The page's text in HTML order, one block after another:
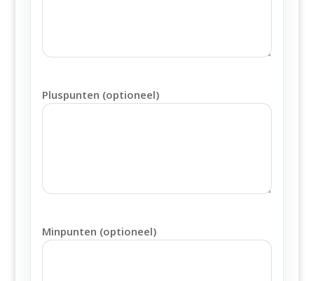
Pluspunten (optioneel)
Minpunten (optioneel)